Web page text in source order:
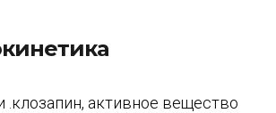
активное вещество